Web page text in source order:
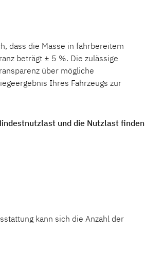
modernem
findest du das
Erlebnis
dass die Masse in fahrbereitem
beträgt ± 5 %. Die zulässige
über mögliche
Ihres Fahrzeugs zur
und die Nutzlast finden
kann sich die Anzahl der